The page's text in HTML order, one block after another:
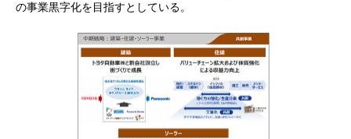
の事業黒字化を目指すとしている。